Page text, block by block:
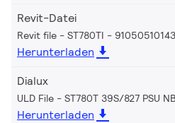
Revit-Datei
Revit file - ST780TI -
Herunterladen
Dialux
ULD File - ST780T 39S/827 PSU
Herunterladen